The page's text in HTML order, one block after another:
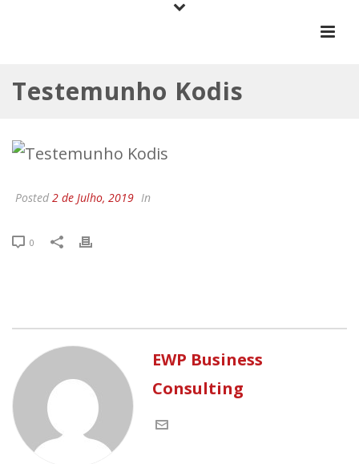
Testemunho Kodis
Posted 2 de Julho, 2019 In
0
EWP Business
Consulting